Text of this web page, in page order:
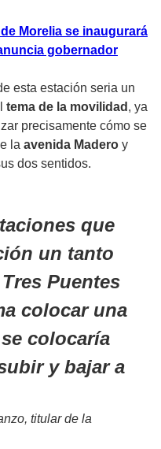
Morelia se inaugurará
gobernador
esta estación seria un
tema de la movilidad , ya
precisamente cómo se
la avenida Madero y
dos sentidos.
que
un tanto
Puentes
colocar una
colocaría
y bajar a
titular de la